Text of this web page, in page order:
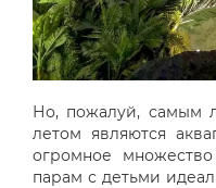
Но, пожалуй, самым
летом являются
огромное
парам с детьми